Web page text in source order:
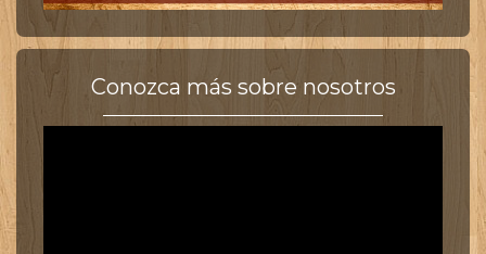
Conozca más sobre nosotros